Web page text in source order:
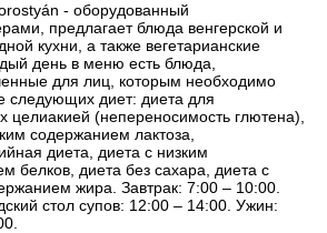
- оборудованный
предлагает блюда венгерской и
кухни, а также вегетарианские
день в меню есть блюда,
для лиц, которым необходимо
следующих диет: диета для
целиакией (непереносимость глютена),
содержанием лактоза,
диета, диета с низким
белков, диета без сахара, диета с
жира. Завтрак: 7:00 – 10:00.
стол супов: 12:00 – 14:00. Ужин: